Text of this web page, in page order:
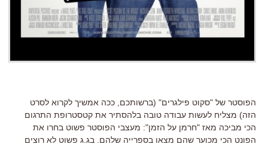
הפוסטר של "סקוט פילגרים" (ברשותכם, ככה אמשיך לקרוא לסרט
הזה) מצליח לעשות עבודה טובה בלהסתיר את קטסטרופת התרגום
הכי מביכה מאז "חרמן על הזמן": מעצבי הפוסטר פשוט בחרו את
הפונט הכי מכוער שהם מצאו בספרייה שלהם. בג.ג פשוט לא רוצים